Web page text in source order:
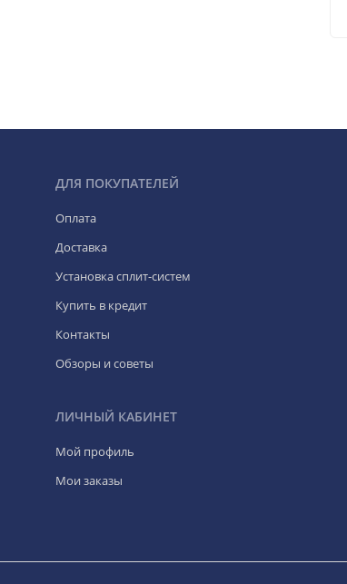
ДЛЯ ПОКУПАТЕЛЕЙ
Оплата
Доставка
Установка сплит-систем
Купить в кредит
Контакты
Обзоры и советы
ЛИЧНЫЙ КАБИНЕТ
Мой профиль
Мои заказы